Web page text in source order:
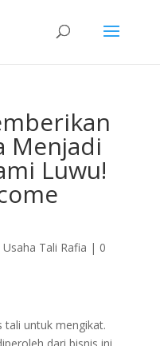
Menjadi
Luwu!
Usaha Tali Rafia | 0
tali untuk mengikat.